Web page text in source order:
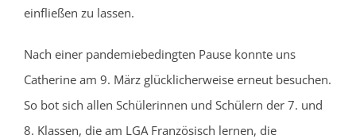
einfließen zu lassen.
Nach einer pandemiebedingten Pause konnte uns
Catherine am 9. März glücklicherweise erneut besuchen.
So bot sich allen Schülerinnen und Schülern der 7. und
8. Klassen, die am LGA Französisch lernen, die